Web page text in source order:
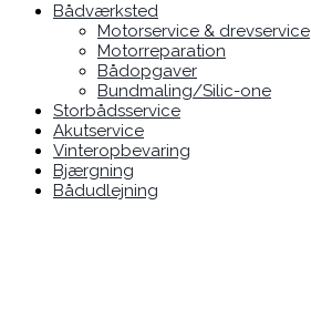
Bådværksted
Motorservice & drevservice
Motorreparation
Bådopgaver
Bundmaling/Silic-one
Storbådsservice
Akutservice
Vinteropbevaring
Bjærgning
Bådudlejning